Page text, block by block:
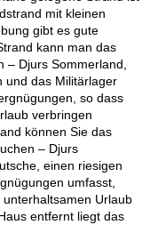
mit kleinen
gibt es gute
kann man das
– Djurs Sommerland,
und das Militärlager
so dass
verbringen
können Sie das
– Djurs
einen riesigen
umfasst,
Urlaub
entfernt liegt das